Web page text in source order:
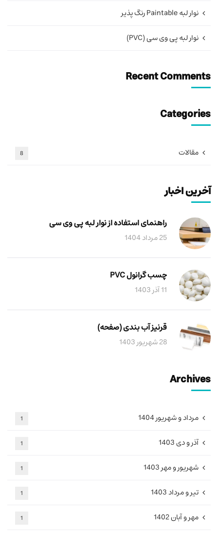
نوار لبه Paintable رنگ پذیر
نوار لبه پی وی سی (PVC)
Recent Comments
Categories
مقالات 8
آخرین اخبار
راهنمای استفاده از نوار لبه پی وی سی
25 مرداد 1404
چسب گرانول PVC
11 آذر 1403
قرنیز آب بندی (صفحه)
28 شهریور 1403
Archives
مرداد و شهریور 1404 1
آذر و دی 1403 1
شهریور و مهر 1403 1
تیر و مرداد 1403 1
مهر و آبان 1402 1